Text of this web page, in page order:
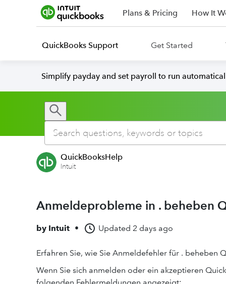
Plans & Pricing How It
QuickBooks Support Get Started
Simplify payday and set payroll to run
QuickBooksHelp
Intuit
Anmeldeprobleme in . beheben
by Intuit • Updated 2 days ago
Erfahren Sie, wie Sie Anmeldefehler für . beheben
Wenn Sie sich anmelden oder ein akzeptieren